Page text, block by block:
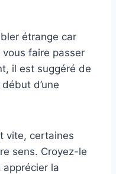
étrange car
vous faire passer
il est suggéré de
d’une
vite, certaines
sens. Croyez-le
la